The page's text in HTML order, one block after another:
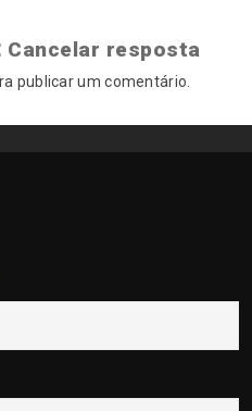
Cancelar resposta
publicar um comentário.